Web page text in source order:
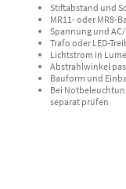
Stiftabstand und
MR11- oder MR8-
Spannung und
Trafo oder LED-
Lichtstrom in
Abstrahlwinkel
Bauform und
Bei
separat prüfen